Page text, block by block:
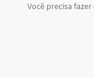
Você precisa fazer